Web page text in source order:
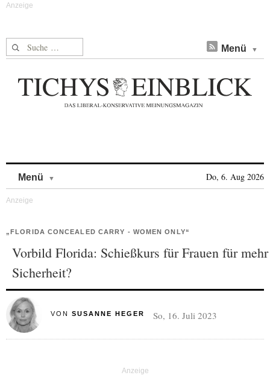
Suche nach: Menü
Menü Do, 6. Aug 2026
„FLORIDA CONCEALED CARRY - WOMEN ONLY“
Vorbild Florida: Schießkurs für Frauen für mehr
Sicherheit?
VON SUSANNE HEGER So, 16. Juli 2023